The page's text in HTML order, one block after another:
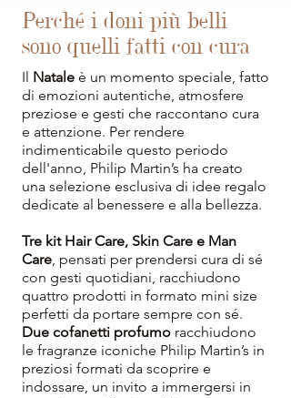
Perché i doni più belli
sono quelli fatti con cura
Il Natale è un momento speciale, fatto
di emozioni autentiche, atmosfere
preziose e gesti che raccontano cura
e attenzione. Per rendere
indimenticabile questo periodo
dell'anno, Philip Martin’s ha creato
una selezione esclusiva di idee regalo
dedicate al benessere e alla bellezza.
Tre kit Hair Care, Skin Care e Man
Care , pensati per prendersi cura di sé
con gesti quotidiani, racchiudono
quattro prodotti in formato mini size
perfetti da portare sempre con sé.
Due cofanetti profumo racchiudono
le fragranze iconiche Philip Martin’s in
preziosi formati da scoprire e
indossare, un invito a immergersi in